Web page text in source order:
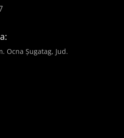
Ocna Șugatag, Jud.